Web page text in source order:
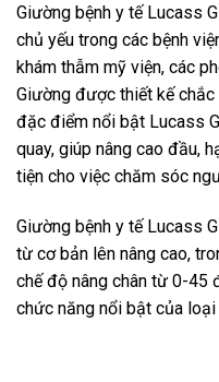
Giường bệnh y tế Lucass
chủ yếu trong các bệnh
khám thẫm mỹ viện, các
Giường được thiết kế
đặc điểm nổi bật Lucass
quay, giúp nâng cao đầu,
tiện cho việc chăm sóc
Giường bệnh y tế Lucass
từ cơ bản lên nâng cao,
chế độ nâng chân từ 0-45
chức năng nổi bật của loại